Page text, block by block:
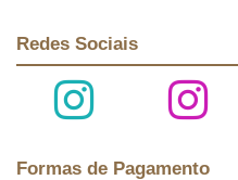
Redes Sociais
Formas de Pagamento